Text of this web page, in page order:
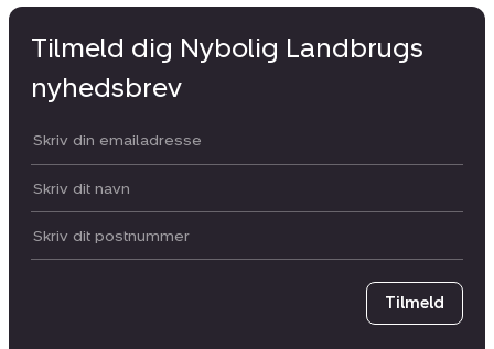
Tilmeld dig Nybolig Landbrugs
nyhedsbrev
Din email:
Dit navn:
Postnummer
Tilmeld